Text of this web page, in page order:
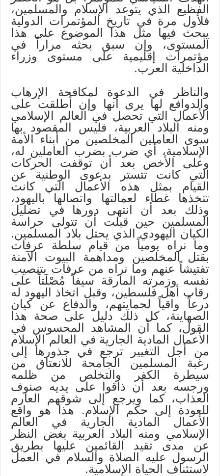
الفظيع الذي يتوعد الإسلام والمسلمين،
فلأول مرة في تاريخ المؤتمرات الدولية
يبحث فيها مثل هذا الموضوع على هذا
المستوى، وإن سبق بحثه مراراً في
مؤتمرات إقليمية على مستوى وزراء
الداخلية العرب.
والناظر في الدعوة لمكافحة الإرهاب
والدوافع لها يرى أنها وإن أطلقت على
الأعمال التي تحصل في العالم الإسلامي
ومنه البلاد العربية، فليس المقصود بها
سوى العاملين المخلصين من أبناء الأمة
الإسلامية، أي ضرب بضرب العاملين له،
وعلى الأخص بعد أن توقفت الحركات
التي كانت تتستر بدعوى الوطنية عن
القيام بمثل هذه الأعمال التي كانت
تتخذها غطاء لعمالتها واتصالها باليهود،
وذلك بعد أن انتهى دورها في تضليل
المسلمين حين قبلت أن تتولى حراسة
الكيان اليهودي الذي يحتل بلاد المسلمين.
وما نراه يومياً من قيام سلطة عرفات
بقتل المخلصين ومداهمة البيوت الآمنة
تفتيشاً عنهم وما نراه من عرفات بتنصيب
نفسه وزمرته المارقة سيفاً مُصْلَتاً على
رقاب أهل فلسطين، وقبل اتخاذ اليهود له
درعاً واقياً لحمايتهم، والدفاع عن كيان
الصهاينة، كل ذلك دليل على صحة هذا
القول، كما أن المشاهد المحسوس في
الأعمال المادية الجارية في العالم الإسلام
من أجل التغيير ترجع في جذورها إلى
رغبة المسلمين الجامحة للانعتاق من
سيطرة الكفر والتخلص من ظلمه
ورجسه بعد أن ذاقوا على يديه صنوف
العذاب، كما ويرجع إلى شوقهم العارم
للعودة إلى حكم الإسلام. هذا هو واقع
الأعمال المادية الجارية في العالم
الإسلامي ومنه البلاد العربية بغض النظر
عن مدى تقيد القائمين عليها بطريق
الرسول عليه الصلاة والسلام في العمل
لاستئناف الحياة الإسلامية.